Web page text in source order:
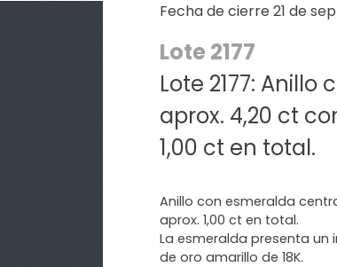
Fecha de cierre 21 de
Lote 2177
Lote 2177:
aprox. 4,20 ct
1,00 ct en total.
Anillo con esmeralda
aprox. 1,00 ct en total.
La esmeralda presenta un
de oro amarillo de 18K.